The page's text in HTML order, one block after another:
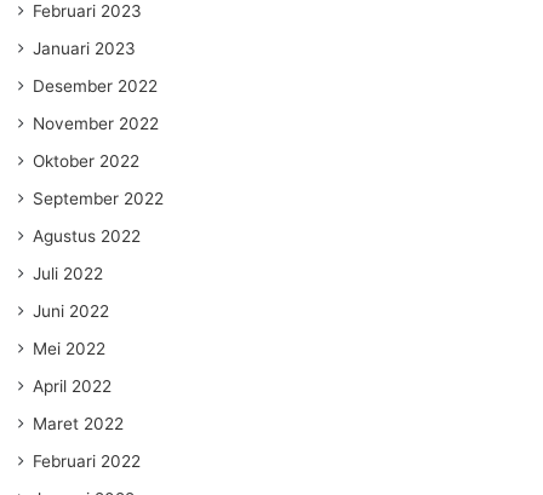
Februari 2023
Januari 2023
Desember 2022
November 2022
Oktober 2022
September 2022
Agustus 2022
Juli 2022
Juni 2022
Mei 2022
April 2022
Maret 2022
Februari 2022